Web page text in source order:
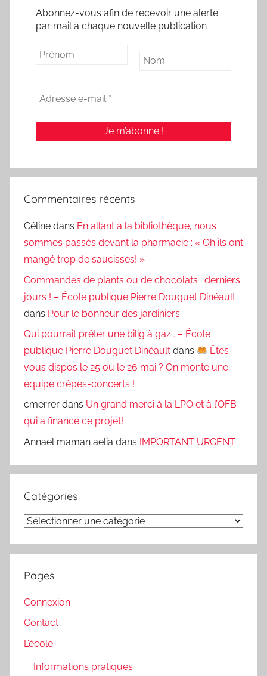
Abonnez-vous afin de recevoir une alerte
par mail à chaque nouvelle publication :
Commentaires récents
Céline dans En allant à la bibliothèque, nous
sommes passés devant la pharmacie : « Oh ils ont
mangé trop de saucisses! »
Commandes de plants ou de chocolats : derniers
jours ! – École publique Pierre Douguet Dinéault
dans Pour le bonheur des jardiniers
Qui pourrait prêter une bilig à gaz… – École
publique Pierre Douguet Dinéault dans
Êtes-
vous dispos le 25 ou le 26 mai ? On monte une
équipe crêpes-concerts !
cmerrer dans Un grand merci à la LPO et à l’OFB
qui a financé ce projet!
Annael maman aelia dans IMPORTANT URGENT
Catégories
Catégories
Pages
Connexion
Contact
L’école
Informations pratiques